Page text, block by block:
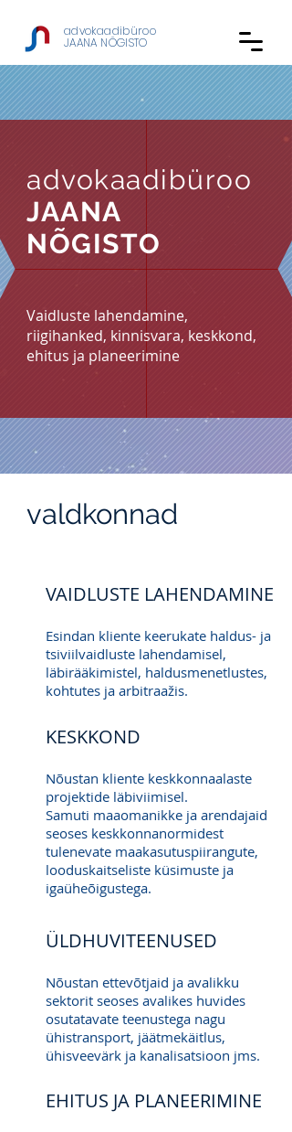
advokaadibüroo
JAANA NÕGISTO
advokaadibüroo
JAANA
NÕGISTO
Vaidluste lahendamine,
riigihanked, kinnisvara, keskkond,
ehitus ja planeerimine
valdkonnad
VAIDLUSTE LAHENDAMINE
Esindan kliente keerukate haldus- ja
tsiviilvaidluste lahendamisel,
läbirääkimistel, haldusmenetlustes,
kohtutes ja arbitraažis.
KESKKOND
Nõustan kliente keskkonnaalaste
projektide läbiviimisel.
Samuti maaomanikke ja arendajaid
seoses keskkonnanormidest
tulenevate maakasutuspiirangute,
looduskaitseliste küsimuste ja
igaüheõigustega.
ÜLDHUVITEENUSED
Nõustan ettevõtjaid ja avalikku
sektorit seoses avalikes huvides
osutatavate teenustega nagu
ühistransport, jäätmekäitlus,
ühisveevärk ja kanalisatsioon jms.
EHITUS JA PLANEERIMINE